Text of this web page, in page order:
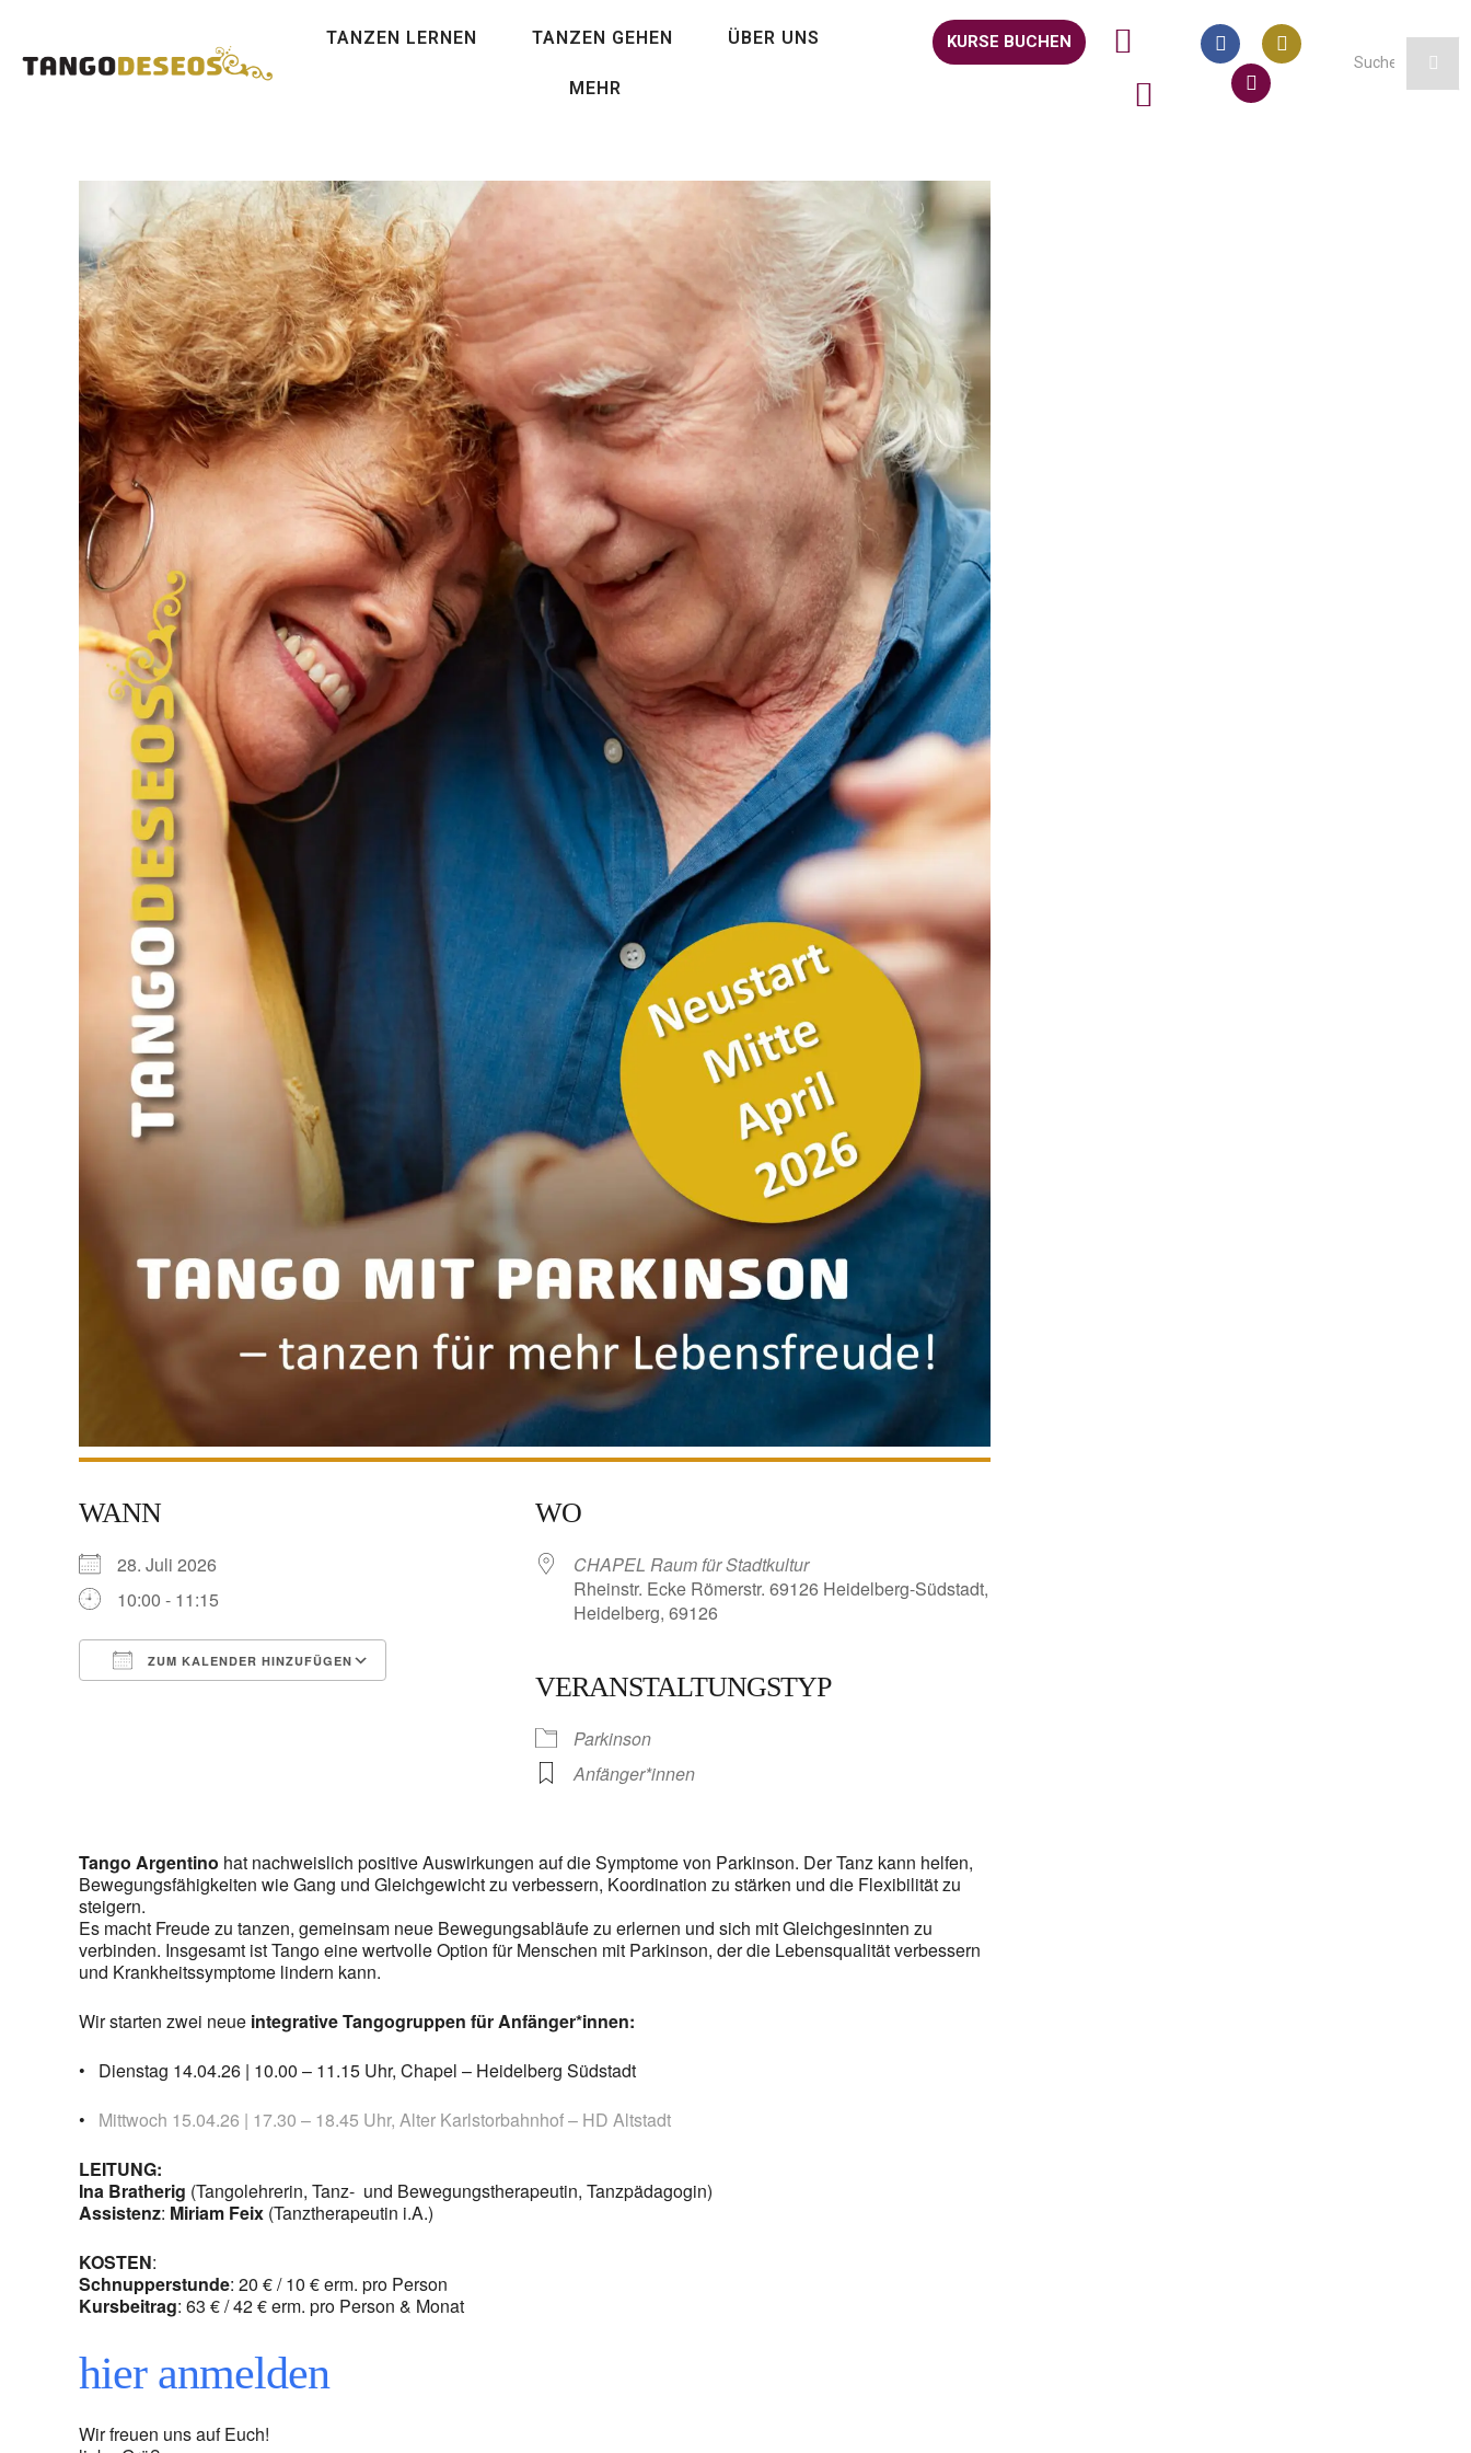
TANZEN LERNEN TANZEN GEHEN ÜBER UNS
MEHR
KURSE BUCHEN
WANN
28. Juli 2026
10:00 - 11:15
ZUM KALENDER HINZUFÜGEN
iCalendar
WO
CHAPEL Raum für Stadtkultur
Rheinstr. Ecke Römerstr. 69126 Heidelberg-Südstadt,
Heidelberg, 69126
VERANSTALTUNGSTYP
Parkinson
Anfänger*innen
Tango Argentino hat nachweislich positive Auswirkungen auf die Symptome von Parkinson. Der Tanz kann helfen,
Bewegungsfähigkeiten wie Gang und Gleichgewicht zu verbessern, Koordination zu stärken und die Flexibilität zu
steigern.
Es macht Freude zu tanzen, gemeinsam neue Bewegungsabläufe zu erlernen und sich mit Gleichgesinnten zu
verbinden. Insgesamt ist Tango eine wertvolle Option für Menschen mit Parkinson, der die Lebensqualität verbessern
und Krankheitssymptome lindern kann.
Wir starten zwei neue integrative Tangogruppen für Anfänger*innen:
• Dienstag 14.04.26 | 10.00 – 11.15 Uhr, Chapel – Heidelberg Südstadt
• Mittwoch 15.04.26 | 17.30 – 18.45 Uhr, Alter Karlstorbahnhof – HD Altstadt
LEITUNG:
Ina Bratherig (Tangolehrerin, Tanz- und Bewegungstherapeutin, Tanzpädagogin)
Assistenz: Miriam Feix (Tanztherapeutin i.A.)
KOSTEN:
Schnupperstunde: 20 € / 10 € erm. pro Person
Kursbeitrag: 63 € / 42 € erm. pro Person & Monat
hier anmelden
Wir freuen uns auf Euch!